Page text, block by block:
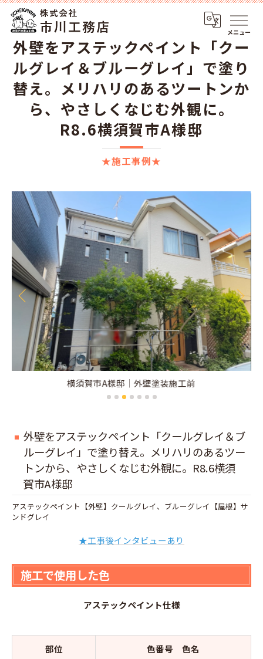
メニュー
★施工事例★
外壁をアステックペイント「クー
ルグレイ＆ブルーグレイ」で塗り
替え。メリハリのあるツートンか
ら、やさしくなじむ外観に。
R8.6横須賀市A様邸
横須賀市A様邸｜外壁塗装施工後
外壁をアステックペイント「クールグレイ＆ブ
ルーグレイ」で塗り替え。メリハリのあるツー
トンから、やさしくなじむ外観に。R8.6横須
賀市A様邸
アステックペイント【外壁】クールグレイ、ブルーグレイ【屋根】サ
ンドグレイ
★工事後インタビューあり
施工で使用した色
アステックペイント仕様
部位 色番号 色名